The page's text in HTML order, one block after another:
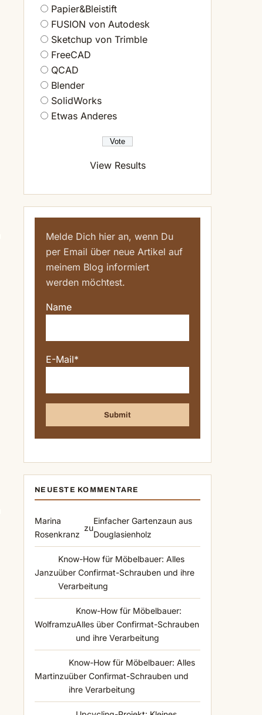
Papier&Bleistift
FUSION von Autodesk
Sketchup von Trimble
FreeCAD
QCAD
Blender
SolidWorks
Etwas Anderes
View Results
Melde Dich hier an, wenn Du
per Email über neue Artikel auf
meinem Blog informiert
werden möchtest.
Name
E-Mail*
NEUESTE KOMMENTARE
Marina
Rosenkranz
zu
Einfacher Gartenzaun aus
Douglasienholz
Janzu
Know-How für Möbelbauer: Alles
über Confirmat-Schrauben und ihre
Verarbeitung
Wolframzu
Know-How für Möbelbauer:
Alles über Confirmat-Schrauben
und ihre Verarbeitung
Martinzu
Know-How für Möbelbauer: Alles
über Confirmat-Schrauben und
ihre Verarbeitung